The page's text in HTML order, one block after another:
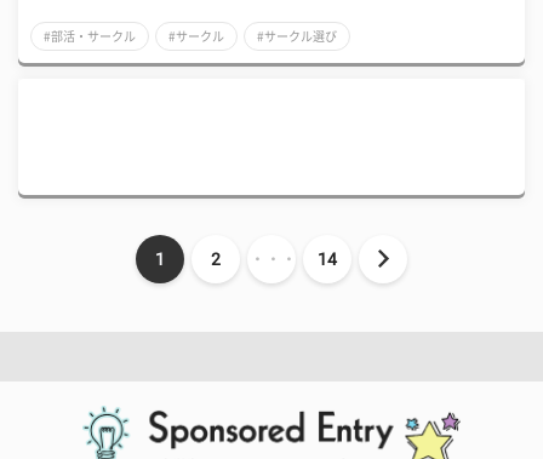
#部活・サークル #サークル #サークル選び
1 2 ・・・ 14